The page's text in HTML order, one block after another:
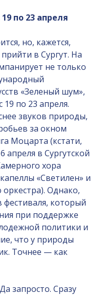
по 23 апреля
но, кажется,
в Сургут. На
не только
«Зеленый шум»,
по 23 апреля.
звуков природы,
за окном
Моцарта (кстати,
апреля в Сургутской
хора
«Светилен» и
оркестра). Однако,
фестиваля, который
при поддержке
политики и
что у природы
Точнее — как
запросто. Сразу